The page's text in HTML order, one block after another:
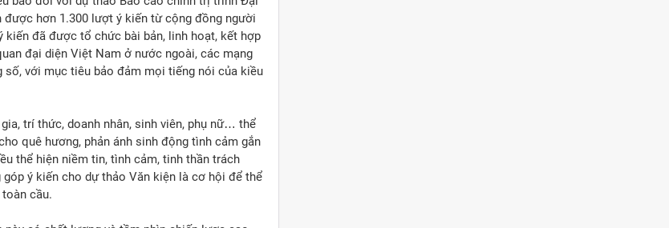
hơn 1.300 lượt ý kiến từ cộng đồng người
đã được tổ chức bài bản, linh hoạt, kết hợp
đại diện Việt Nam ở nước ngoài, các mạng
với mục tiêu bảo đảm mọi tiếng nói của kiều
trí thức, doanh nhân, sinh viên, phụ nữ… thể
quê hương, phản ánh sinh động tình cảm gắn
thể hiện niềm tin, tình cảm, tinh thần trách
ý kiến cho dự thảo Văn kiện là cơ hội để thể
cầu.